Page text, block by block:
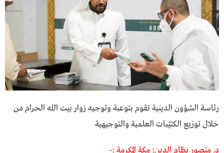
رئاسة الشؤون الدينية تقوم بتوعبة وتوجيه زوار بيت الله الحرام من
خلال توزيع الكتيّبات العلمية والتوجيهية
د. منصور نظام الدين: مكة المكرمة :-